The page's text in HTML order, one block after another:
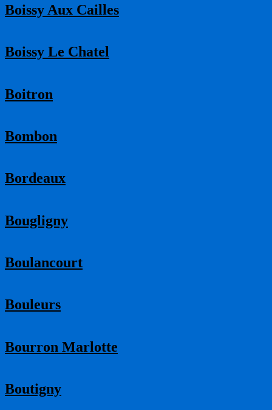
Boissy Aux Cailles
Boissy Le Chatel
Boitron
Bombon
Bordeaux
Bougligny
Boulancourt
Bouleurs
Bourron Marlotte
Boutigny